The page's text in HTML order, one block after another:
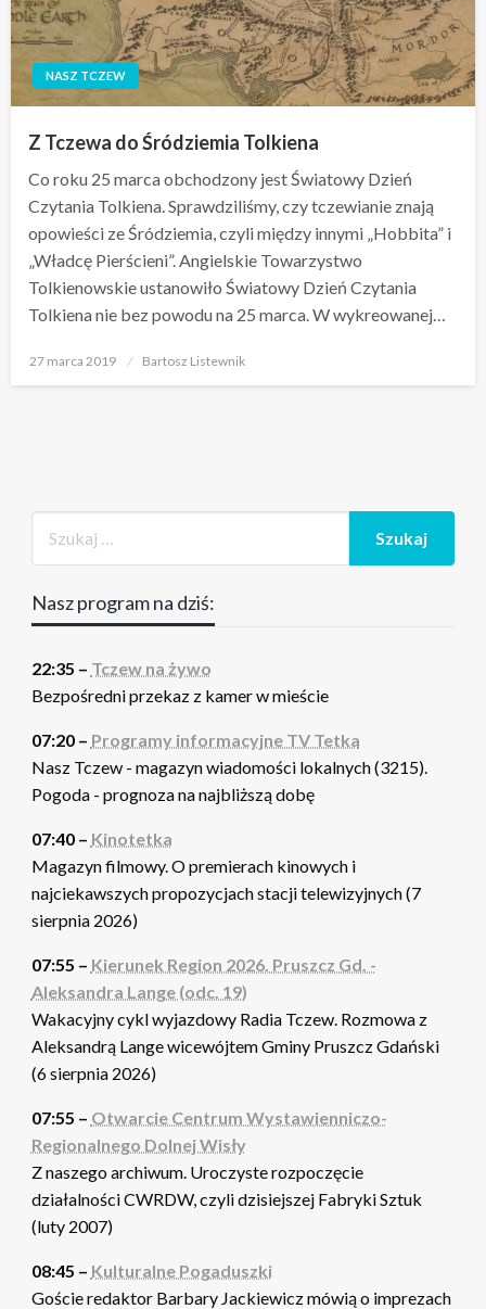
NASZ TCZEW
Z Tczewa do Śródziemia Tolkiena
Co roku 25 marca obchodzony jest Światowy Dzień
Czytania Tolkiena. Sprawdziliśmy, czy tczewianie znają
opowieści ze Śródziemia, czyli między innymi „Hobbita” i
„Władcę Pierścieni”. Angielskie Towarzystwo
Tolkienowskie ustanowiło Światowy Dzień Czytania
Tolkiena nie bez powodu na 25 marca. W wykreowanej…
Opublikowane
27 marca 2019 Bartosz Listewnik
Nasz program na dziś:
22:35 – Tczew na żywo
Bezpośredni przekaz z kamer w mieście
07:20 – Programy informacyjne TV Tetka
Nasz Tczew - magazyn wiadomości lokalnych (3215).
Pogoda - prognoza na najbliższą dobę
07:40 – Kinotetka
Magazyn filmowy. O premierach kinowych i
najciekawszych propozycjach stacji telewizyjnych (7
sierpnia 2026)
07:55 – Kierunek Region 2026. Pruszcz Gd. -
Aleksandra Lange (odc. 19)
Wakacyjny cykl wyjazdowy Radia Tczew. Rozmowa z
Aleksandrą Lange wicewójtem Gminy Pruszcz Gdański
(6 sierpnia 2026)
07:55 – Otwarcie Centrum Wystawienniczo-
Regionalnego Dolnej Wisły
Z naszego archiwum. Uroczyste rozpoczęcie
działalności CWRDW, czyli dzisiejszej Fabryki Sztuk
(luty 2007)
08:45 – Kulturalne Pogaduszki
Goście redaktor Barbary Jackiewicz mówią o imprezach